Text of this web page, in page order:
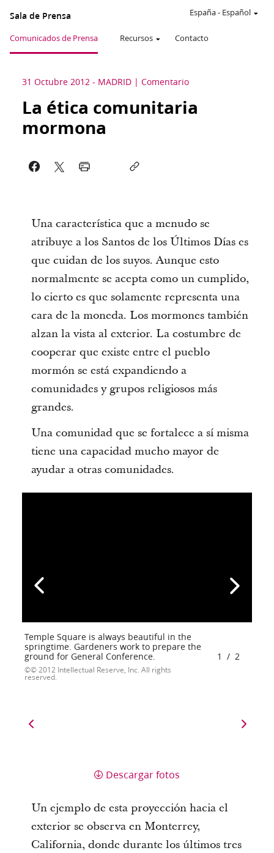
Sala de Prensa
Comunicados de Prensa Recursos Contacto
España- Español
31 Octubre 2012 - MADRID Comentario
La ética comunitaria
mormona
Una característica que a menudo se
atribuye a los Santos de los Últimos Días es
que cuidan de los suyos. Aunque esto
normalmente se acepta como un cumplido,
lo cierto es que solamente representa una
cara de la moneda. Los mormones también
alzan la vista al exterior. La costumbre de
cooperar que existe entre el pueblo
mormón se está expandiendo a
comunidades y grupos religiosos más
grandes.
Una comunidad que se fortalece a sí misma
tiene una capacidad mucho mayor de
ayudar a otras comunidades.
Temple Square is always beautiful in the
springtime. Gardeners work to prepare the
ground for General Conference.
© 2012 Intellectual Reserve, Inc. All rights
reserved.
1 / 2
Descargar fotos
Un ejemplo de esta proyección hacia el
exterior se observa en Monterrey,
California, donde durante los últimos tres